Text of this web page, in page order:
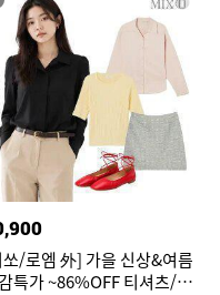
/로엠 外] 가을 신상&여름
특가 ~86%OFF 티셔츠/슬